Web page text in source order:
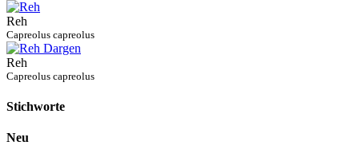
Reh
Capreolus capreolus
Reh
Capreolus capreolus
Stichworte
Neu